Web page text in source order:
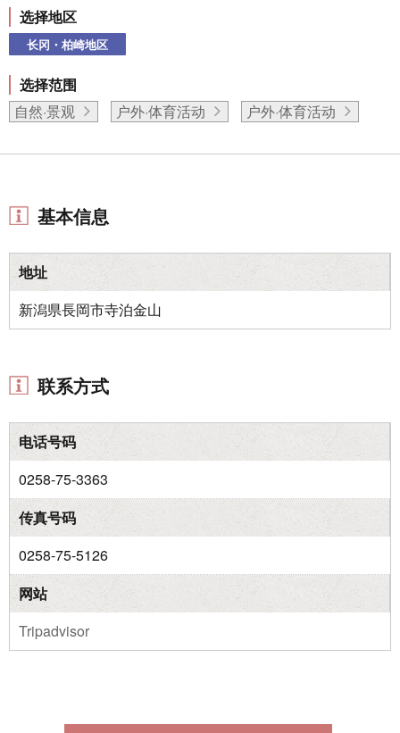
选择地区
长冈・柏崎地区
选择范围
自然·景观
户外·体育活动 户外·体育活动
基本信息
地址
新潟県長岡市寺泊金山
联系方式
电话号码
0258-75-3363
传真号码
0258-75-5126
网站
Tripadvisor